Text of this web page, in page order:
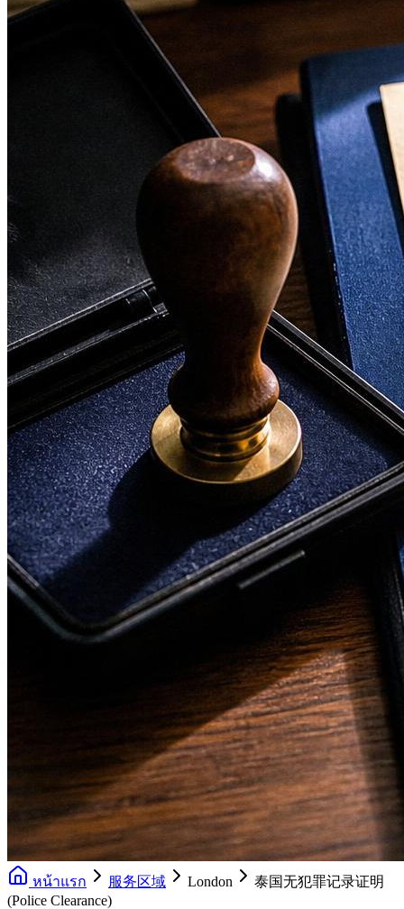
หน้าแรก 服务区域 London
泰国无犯罪记录证明
(Police Clearance)